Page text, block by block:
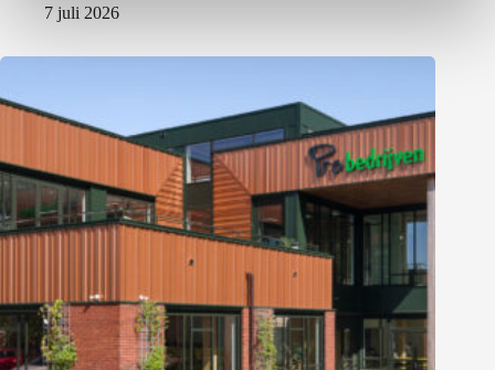
7 juli 2026